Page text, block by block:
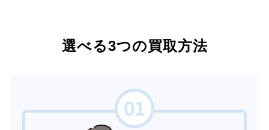
選べる3つの買取方法